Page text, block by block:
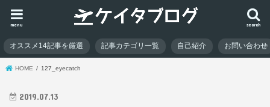
search
menu
オススメ14記事を厳選 記事カテゴリ一覧 自己紹介 お問い合わせ
HOME 127_eyecatch
2019.07.13